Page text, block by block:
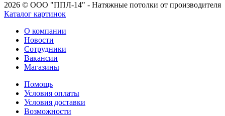
2026 © ООО "ППЛ-14" - Натяжные потолки от производителя
Каталог картинок
О компании
Новости
Сотрудники
Вакансии
Магазины
Помощь
Условия оплаты
Условия доставки
Возможности